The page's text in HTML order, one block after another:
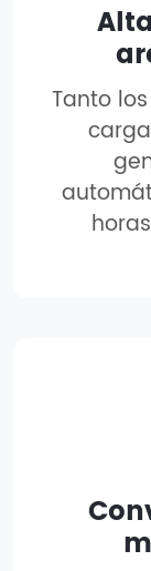
Tanto